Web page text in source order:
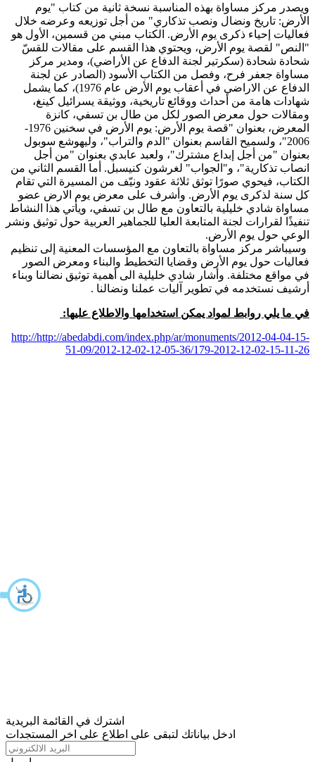
ويصدر مركز مساواة بهذه المناسبة نسخة ثانية من كتاب "يوم
الأرض: تاريخ ونضال ونصب تذكاري" من أجل توزيعه وعرضه خلال
فعاليات إحياء ذكرى يوم الأرض. الكتاب مبني من قسمين، الأول هو
"النص" لقصة يوم الأرض، ويحتوي هذا القسم على مقالات للقسّ
شحادة شحادة (سكرتير لجنة الدفاع عن الأراضي)، ومدير مركز
مساواة جعفر فرح، وفصل من الكتاب الأسود (الصادر عن لجنة
الدفاع عن الاراضي في أعقاب يوم الأرض عام 1976)، كما يشمل
شهادات هامة من أحداث ووقائع تاريخية، ووثيقة يسرائيل كينغ،
ومقالات حول معرض الصور لكل من طال بن تسفي، كانزة
المعرض، بعنوان "قصة يوم الأرض: يوم الأرض في سخنين 1976-
2006"، ولسميح القاسم بعنوان "الدم والتراب"، وليهوشع سوبول
بعنوان "من أجل إبداع مشترك"، ولعبد عابدي بعنوان "من أجل
انصاب تذكارية"، و"الجواب" لغرشون كنيسبل. أما القسم الثاني من
الكتاب، فيحوي صورًا توثق ثلاثة عقود ونيّف من المسيرة التي تقام
كل سنة لذكرى يوم الأرض. وأشرف على معرض يوم الارض عضو
مساواة شادي خليلية بالتعاون مع طال بن تسفي، ويأتي هذا النشاط
تنفيذًا لقرارات لجنة المتابعة العليا للجماهير العربية حول توثيق ونشر
الوعي حول يوم الأرض.
وسيباشر مركز مساواة بالتعاون مع المؤسسات المعنية إلى تنظيم
فعاليات حول يوم الأرض وقضايا التخطيط والبناء ومعرض الصور
في مواقع مختلفة. وأشار شادي خليلية الى أهمية توثيق نضالنا وبناء
أرشيف نستخدمه في تطوير آليات عملنا ونضالنا .
في ما يلي روابط لمواد يمكن استخدامها والاطلاع عليها:
http://http://abedabdi.com/index.php/ar/monuments/2012-04-04-15-
51-09/2012-12-02-12-05-36/179-2012-12-02-15-11-26
اشترك في القائمة البريدية
ادخل بياناتك لتبقى على اطلاع على اخر المستجدات